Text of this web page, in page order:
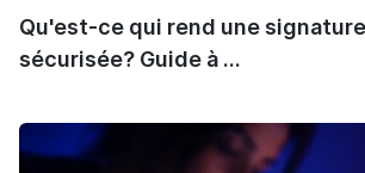
Qu'est-ce qui rend une
sécurisée? Guide à ...